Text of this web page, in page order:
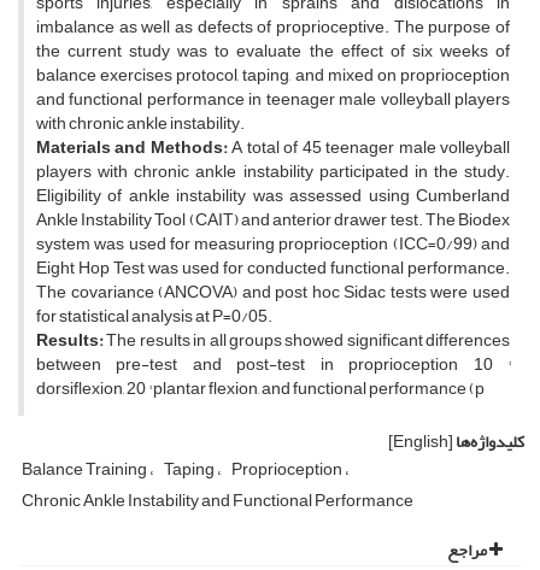
imbalance as well as defects of proprioceptive. The purpose of
the current study was to evaluate the effect of six weeks of
balance exercises protocol, taping, and mixed on proprioception
and functional performance in teenager male volleyball players
with chronic ankle instability.
Materials and Methods:A total of 45 teenager male volleyball
players with chronic ankle instability participated in the study.
Eligibility of ankle instability was assessed using Cumberland
Ankle Instability Tool (CAIT) and anterior drawer test. The Biodex
system was used for measuring proprioception (ICC=0/99) and
Eight Hop Test was used for conducted functional performance.
The covariance (ANCOVA) and post hoc Sidac tests were used
for statistical analysis at P=0/05.
Results:The results in all groups showed significant differences
between pre-test and post-test in proprioception 10 °
dorsiflexion, 20 ° plantar flexion, and functional performance (p
کلیدواژه‌ها[English]
Balance Training Taping Proprioception
Chronic Ankle Instability and Functional Performance
مراجع